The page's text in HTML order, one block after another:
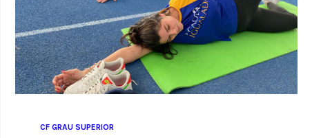
CF GRAU SUPERIOR